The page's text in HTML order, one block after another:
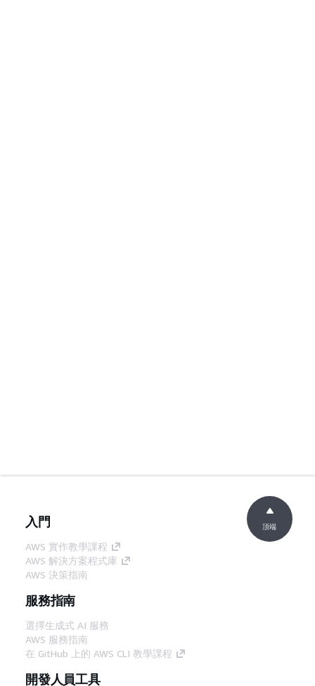
入門
AWS 實作教學課程
AWS 解決方案程式庫
AWS 決策指南
服務指南
選擇生成式 AI 服務
AWS 服務指南
在 GitHub 上的 AWS CLI 教學課程
開發人員工具
頂端